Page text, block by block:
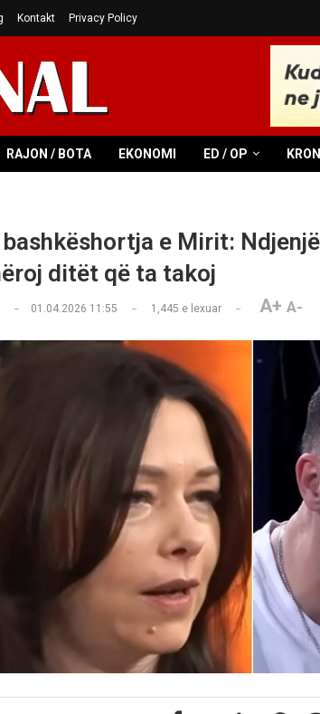
Kontakt Privacy Policy
RAJON / BOTA EKONOMI ED / OP
e Mirit:
ditët që ta takoj
01.04.2026 11:55 1,445 e lexuar A+ A-